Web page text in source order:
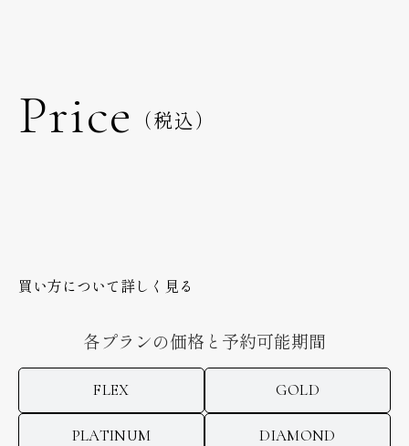
Price （税込）
買い方について詳しく見る
各プランの価格と予約可能期間
FLEX GOLD
PLATINUM DIAMOND